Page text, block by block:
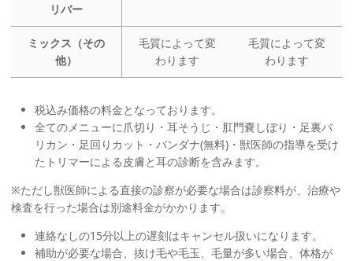
リバー
ミックス（その
他）
毛質によって変
わります
毛質によって変
わります
税込み価格の料金となっております。
全てのメニューに爪切り・耳そうじ・肛門嚢しぼり・足裏バ
リカン・足回りカット・バンダナ(無料)・獣医師の指導を受け
たトリマーによる皮膚と耳の診断を含みます。
※ただし獣医師による直接の診察が必要な場合は診察料が、治療や
検査を行った場合は別途料金がかかります。
連絡なしの15分以上の遅刻はキャンセル扱いになります。
補助が必要な場合、抜け毛や毛玉、毛量が多い場合、体格が